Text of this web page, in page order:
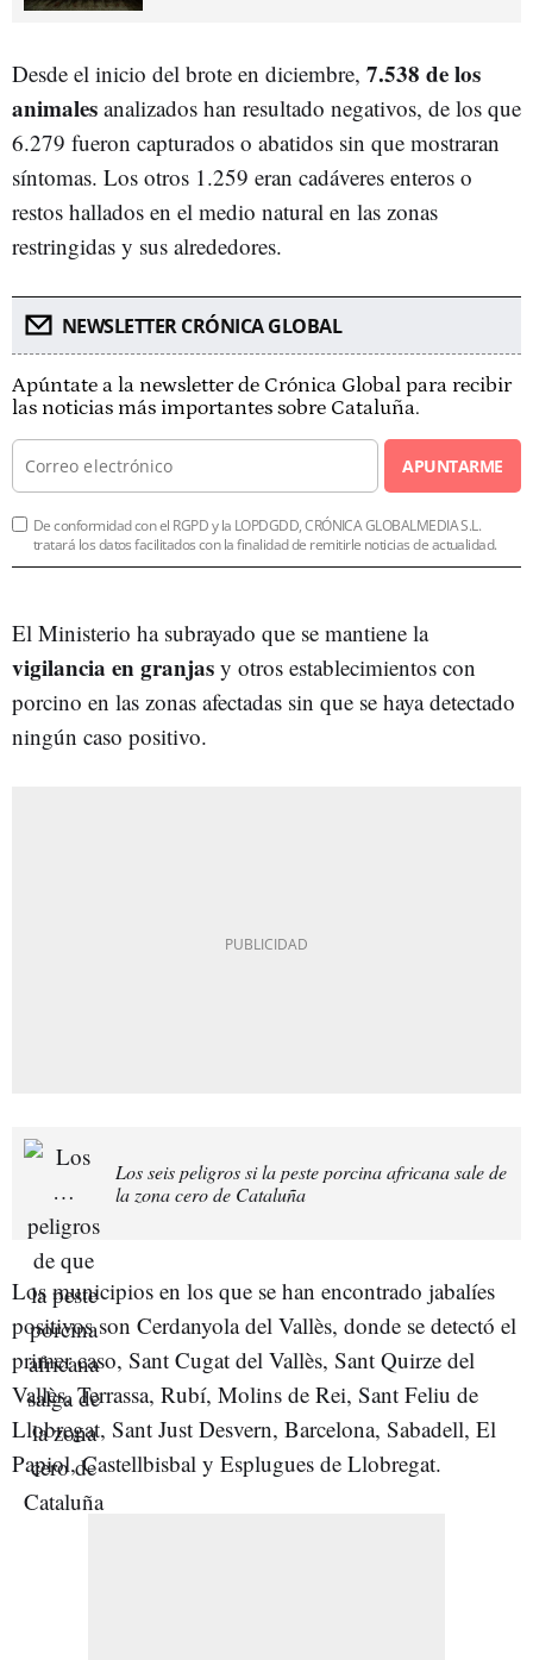
Desde el inicio del brote en diciembre, 7.538 de los
animales analizados han resultado negativos, de los que
6.279 fueron capturados o abatidos sin que mostraran
síntomas. Los otros 1.259 eran cadáveres enteros o
restos hallados en el medio natural en las zonas
restringidas y sus alrededores.
NEWSLETTER CRÓNICA GLOBAL
Apúntate a la newsletter de Crónica Global para recibir
las noticias más importantes sobre Cataluña.
APUNTARME
De conformidad con el RGPD y la LOPDGDD, CRÓNICA GLOBALMEDIA S.L.
tratará los datos facilitados con la finalidad de remitirle noticias de actualidad.
El Ministerio ha subrayado que se mantiene la
vigilancia en granjas y otros establecimientos con
porcino en las zonas afectadas sin que se haya detectado
ningún caso positivo.
Los seis peligros si la peste porcina africana sale de
la zona cero de Cataluña
Los municipios en los que se han encontrado jabalíes
positivos son Cerdanyola del Vallès, donde se detectó el
primer caso, Sant Cugat del Vallès, Sant Quirze del
Vallès, Terrassa, Rubí, Molins de Rei, Sant Feliu de
Llobregat, Sant Just Desvern, Barcelona, Sabadell, El
Papiol, Castellbisbal y Esplugues de Llobregat.